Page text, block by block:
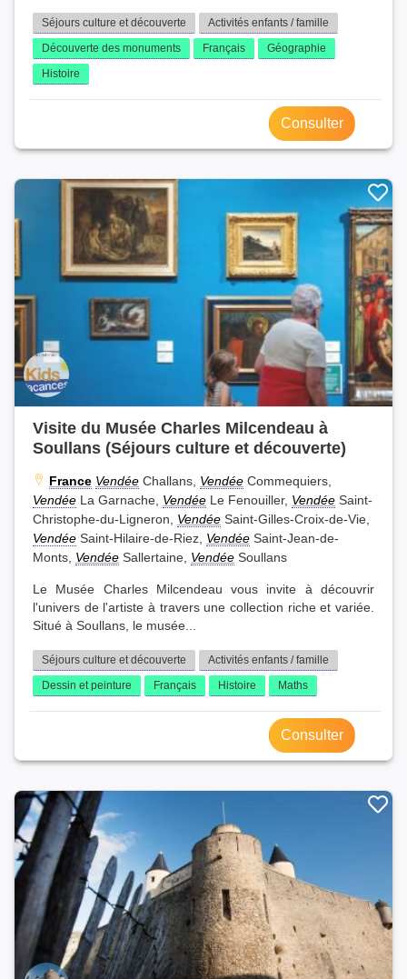
Séjours culture et découverte
Activités enfants / famille
Découverte des monuments
Français
Géographie
Histoire
Consulter
Visite du Musée Charles Milcendeau à
Soullans (Séjours culture et découverte)
France Vendée Challans, Vendée Commequiers,
Vendée La Garnache, Vendée Le Fenouiller, Vendée Saint-
Christophe-du-Ligneron, Vendée Saint-Gilles-Croix-de-Vie,
Vendée Saint-Hilaire-de-Riez, Vendée Saint-Jean-de-
Monts, Vendée Sallertaine, Vendée Soullans
Le Musée Charles Milcendeau vous invite à découvrir
l'univers de l'artiste à travers une collection riche et variée.
Situé à Soullans, le musée...
Séjours culture et découverte
Activités enfants / famille
Dessin et peinture
Français Histoire Maths
Consulter